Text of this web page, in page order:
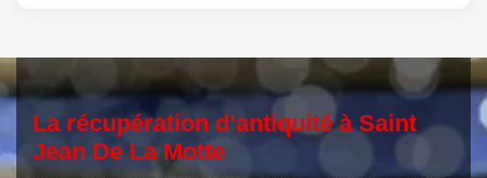
La récupération d’antiquité à Saint
Jean De La Motte